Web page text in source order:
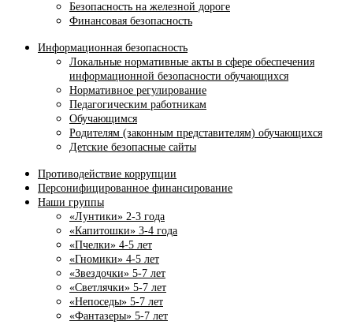
Безопасность на железной дороге
Финансовая безопасность
Информационная безопасность
Локальные нормативные акты в сфере обеспечения
информационной безопасности обучающихся
Нормативное регулирование
Педагогическим работникам
Обучающимся
Родителям (законным представителям) обучающихся
Детские безопасные сайты
Противодействие коррупции
Персонифицированное финансирование
Наши группы
«Лунтики» 2-3 года
«Капитошки» 3-4 года
«Пчелки» 4-5 лет
«Гномики» 4-5 лет
«Звездочки» 5-7 лет
«Светлячки» 5-7 лет
«Непоседы» 5-7 лет
«Фантазеры» 5-7 лет